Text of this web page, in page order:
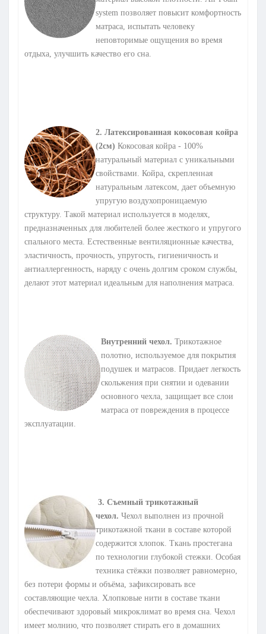
system позволяет повысит комфортность
матраса, испытать человеку
неповторимые ощущения во время
отдыха, улучшить качество его сна.
2. Латексированная кокосовая койра
(2см) Кокосовая койра - 100%
натуральный материал с уникальными
свойствами. Койра, скрепленная
натуральным латексом, дает объемную
упругую воздухопроницаемую
структуру. Такой материал используется в моделях,
предназначенных для любителей более жесткого и упругого
спального места. Естественные вентиляционные качества,
эластичность, прочность, упругость, гигиеничность и
антиаллергенность, наряду с очень долгим сроком службы,
делают этот материал идеальным для наполнения матраса.
Внутренний чехол. Трикотажное
полотно, используемое для покрытия
подушек и матрасов. Придает легкость
скольжения при снятии и одевании
основного чехла, защищает все слои
матраса от повреждения в процессе
эксплуатации.
3. Съемный трикотажный
чехол. Чехол выполнен из прочной
трикотажной ткани в составе которой
содержится хлопок. Ткань простегана
по технологии глубокой стежки. Особая
техника стёжки позволяет равномерно,
без потери формы и объёма, зафиксировать все
составляющие чехла. Хлопковые нити в составе ткани
обеспечивают здоровый микроклимат во время сна. Чехол
имеет молнию, что позволяет стирать его в домашних